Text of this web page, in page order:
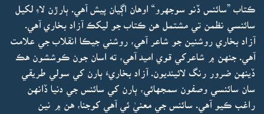
ڪتاب ”سائنس ڏنو سوجهرو“ اوهان اڳيان پيش آهي. ٻارڙن لاءِ لکيل
سائنسي نظمن تي مشتمل هن ڪتاب جو ليکڪ آزاد بخاري آهي.
آزاد بخاري روشنين جو شاعر آهي، روشني جيڪا انقلاب جي علامت
آهي. جنهن ۾ شاعرکي قوي اميد آهي، ته اسان جون ڪوششون هڪ
ڏينهن ضرور رنگ لائينديون. آزاد بخاريءَ ٻارن کي سولي طريقي
سان سائنسي وصفون سمجهائي، ٻارن کي سائنس جي دنيا ڏانهن
راغب ڪيو آهي. سائنس جي معنيٰ ئي آهي کوجنا، هن ۾ نين